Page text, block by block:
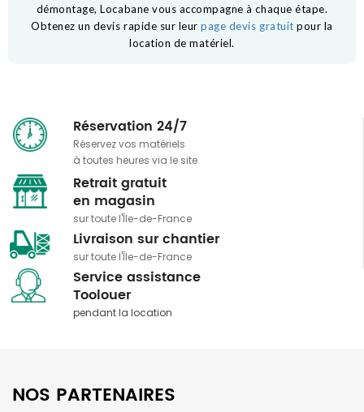
démontage, Locabane vous accompagne à chaque étape.
Obtenez un devis rapide sur leurpage devis gratuit pour la
location de matériel.
Réservation 24/7
Réservez vos matériels
à toutes heures via le site
Retrait gratuit
​​​​​​​en magasin
sur toute l'Île-de-France
Livraison sur chantier
sur toute l'Île-de-France
Service assistance
​​​​​​​Toolouer
pendant la location
NOS PARTENAIRES